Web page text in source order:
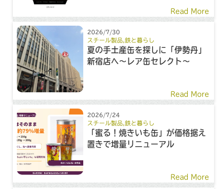
Read More
2026/7/30
スチール製品,鉄と暮らし
夏の手土産缶を探しに「伊勢丹」
新宿店へ～レア缶セレクト～
Read More
2026/7/24
スチール製品 ,鉄と暮らし
「蜜る！焼きいも缶」が価格据え
置きで増量リニューアル
Read More